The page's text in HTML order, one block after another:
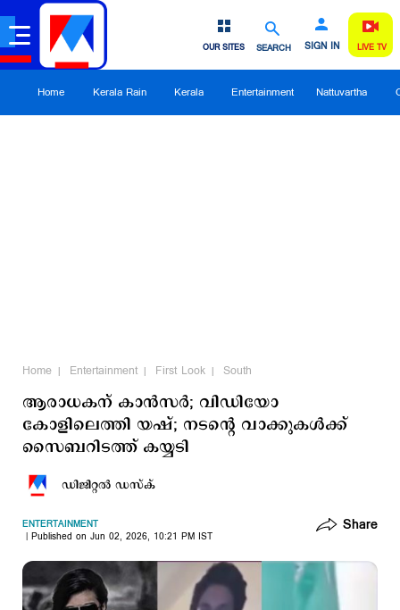
SEARCH SIGN IN
OUR SITES LIVE TV
Home Kerala Rain Kerala Entertainment Nattuvartha
Home Entertainment First Look South
ആരാധകന് കാന്‍സര്‍; വിഡിയോ
കോളിലെത്തി യഷ്; നടന്‍റെ വാക്കുകള്‍ക്ക്
സൈബറിടത്ത് കയ്യടി
ഡിജിറ്റല്‍ ഡസ്ക്
ENTERTAINMENT
Published on Jun 02, 2026, 10:21 PM IST
Share